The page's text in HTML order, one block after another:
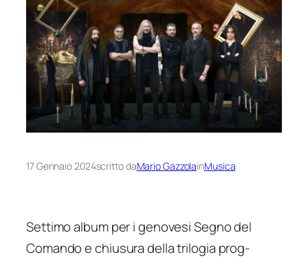
17 Gennaio 2024scritto daMario GazzolainMusica
Settimo album per i genovesi Segno del
Comando e chiusura della trilogia prog-